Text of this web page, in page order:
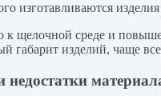
изготавливаются
к щелочной среде и
габарит изделий, чаще